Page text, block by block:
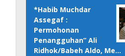
*Habib Muchdar
Assegaf :
Permohonan
Penangguhan” Ali
Ridhok/Babeh Aldo, Me…